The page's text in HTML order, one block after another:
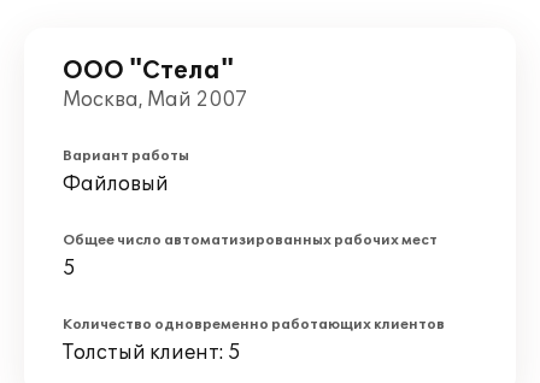
ООО "Стела"
Москва, Май 2007
Вариант работы
Файловый
Общее число автоматизированных рабочих мест
5
Количество одновременно работающих клиентов
Толстый клиент: 5